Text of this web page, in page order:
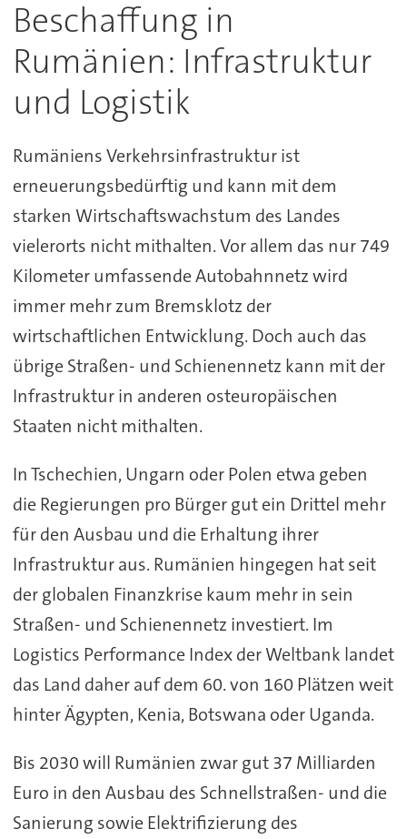
Beschaffung in
Rumänien: Infrastruktur
und Logistik
Rumäniens Verkehrsinfrastruktur ist
erneuerungsbedürftig und kann mit dem
starken Wirtschaftswachstum des Landes
vielerorts nicht mithalten. Vor allem das nur 749
Kilometer umfassende Autobahnnetz wird
immer mehr zum Bremsklotz der
wirtschaftlichen Entwicklung. Doch auch das
übrige Straßen- und Schienennetz kann mit der
Infrastruktur in anderen osteuropäischen
Staaten nicht mithalten.
In Tschechien, Ungarn oder Polen etwa geben
die Regierungen pro Bürger gut ein Drittel mehr
für den Ausbau und die Erhaltung ihrer
Infrastruktur aus. Rumänien hingegen hat seit
der globalen Finanzkrise kaum mehr in sein
Straßen- und Schienennetz investiert. Im
Logistics Performance Index der Weltbank landet
das Land daher auf dem 60. von 160 Plätzen weit
hinter Ägypten, Kenia, Botswana oder Uganda.
Bis 2030 will Rumänien zwar gut 37 Milliarden
Euro in den Ausbau des Schnellstraßen- und die
Sanierung sowie Elektrifizierung des